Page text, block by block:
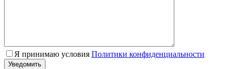
Я принимаю условия Политики конфиденциальности